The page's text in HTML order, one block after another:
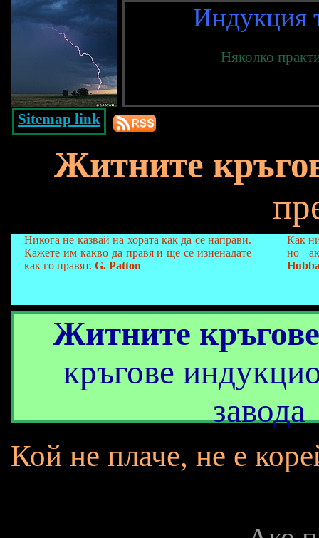
Индукция
Няколко
Sitemap link
Житните
Никога не казвай на хората как да се направи.
Кажете им какво да правя и ще се изненадате
как го правят. G. Patton
Как
но
Житните кръгове
кръгове
завода
Кой не плаче, не е